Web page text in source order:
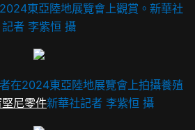
東亞陸地展覽會上觀賞。新華社
記者 李紫恒 攝
在2024東亞陸地展覽會上拍攝養殖
尼零件新華社記者 李紫恒 攝